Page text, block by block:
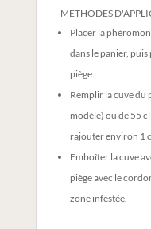
METHODES
Placer la
dans le panier,
piège.
Remplir la cuve du
modèle) ou de 55
rajouter environ 1
Emboîter la cuve
piège avec le
zone infestée.